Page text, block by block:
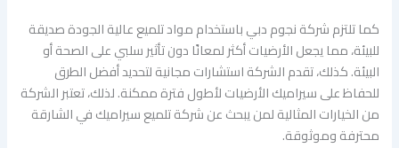
كما تلتزم شركة نجوم دبي باستخدام مواد تلميع عالية الجودة صديقة
للبيئة، مما يجعل الأرضيات أكثر لمعانًا دون تأثير سلبي على الصحة أو
البيئة. كذلك، تقدم الشركة استشارات مجانية لتحديد أفضل الطرق
للحفاظ على سيراميك الأرضيات لأطول فترة ممكنة. لذلك، تعتبر الشركة
من الخيارات المثالية لمن يبحث عن شركة تلميع سيراميك في الشارقة
محترفة وموثوقة.